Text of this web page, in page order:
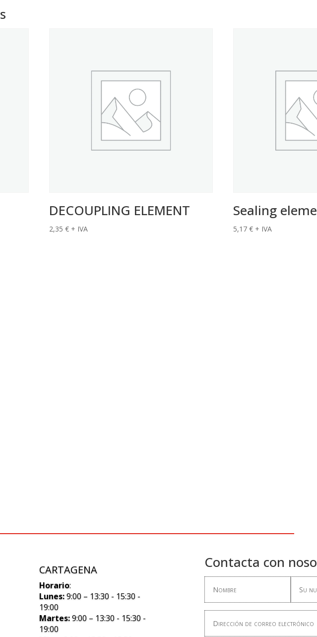
DECOUPLING ELEMENT
2,35 € + IVA
Sealing
5,17€ + IVA
CARTAGENA
Horario:
Lunes:9:00 – 13:30 - 15:30 -
19:00
Martes:9:00 – 13:30 - 15:30 -
19:00
Contacta con